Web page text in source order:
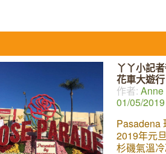
丫丫小記
花車大遊行
作者: Anne
01/05/2019
Pasadena
2019年元
杉磯氣溫